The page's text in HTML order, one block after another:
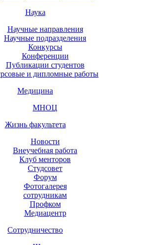
Наука
Научные направления
Научные подразделения
Конкурсы
Конференции
Публикации студентов
и дипломные работы
Медицина
МНОЦ
Жизнь факультета
Новости
Внеучебная работа
Клуб менторов
Студсовет
Форум
Фотогалерея
сотрудникам
Профком
Медиацентр
Сотрудничество